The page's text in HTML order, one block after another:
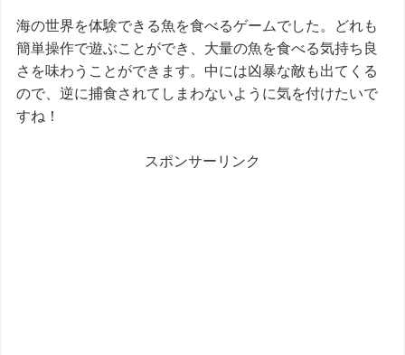
海の世界を体験できる魚を食べるゲームでした。どれも
簡単操作で遊ぶことができ、大量の魚を食べる気持ち良
さを味わうことができます。中には凶暴な敵も出てくる
ので、逆に捕食されてしまわないように気を付けたいで
すね！
スポンサーリンク